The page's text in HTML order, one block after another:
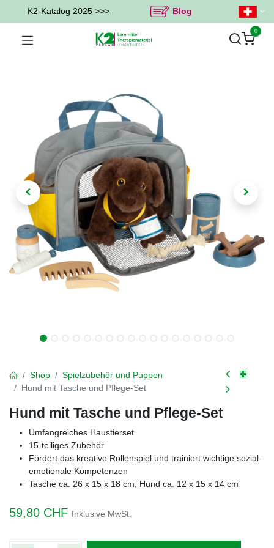
K2-Katalog 2025 >>> Blog
0
Shop
Spielzubehör und Puppen
Hund mit Tasche und Pflege-Set
Hund mit Tasche und Pflege-Set
Umfangreiches Haustierset
15-teiliges Zubehör
Fördert das kreative Rollenspiel und trainiert wichtige sozial-
emotionale Kompetenzen
Tasche ca. 26 x 15 x 18 cm, Hund ca. 12 x 15 x 14 cm
59,80 CHF Inklusive MwSt.